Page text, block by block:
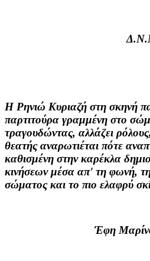
Η Ρηνιώ Κυριαζή στη σκηνή
παρτιτούρα γραμμένη στο
τραγουδώντας, αλλάζει
θεατής αναρωτιέται πότε
καθισμένη στην καρέκλα
κινήσεων μέσα απ' τη φωνή,
σώματος και το πιο ελαφρύ
Έφη